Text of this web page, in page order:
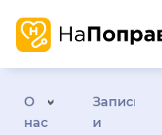
О
нас
Запись
и